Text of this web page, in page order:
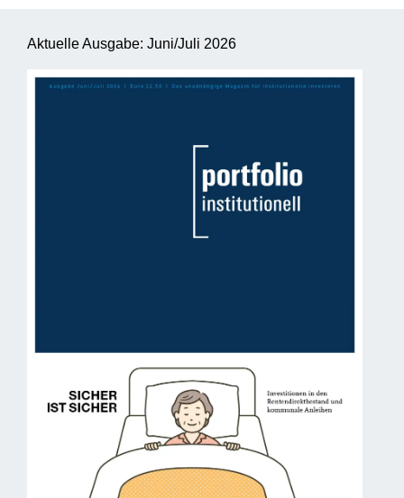
Aktuelle Ausgabe: Juni/Juli 2026